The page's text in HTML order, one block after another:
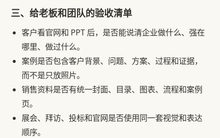
三、给老板和团队的验收清单
客户看官网和 PPT 后，是否能说清企业做什么、强在
哪里、做过什么。
案例是否包含客户背景、问题、方案、过程和证据，
而不是只放照片。
销售资料是否有统一封面、目录、图表、流程和案例
页。
展会、拜访、投标和官网是否使用同一套视觉和表达
顺序。